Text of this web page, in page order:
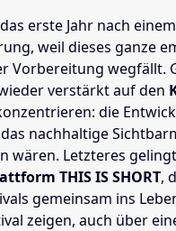
erste Jahr nach
weil dieses ganze
Vorbereitung wegfällt.
verstärkt auf den
die
nachhaltige
wären. Letzteres
THIS IS SHORT,
gemeinsam ins
zeigen, auch über